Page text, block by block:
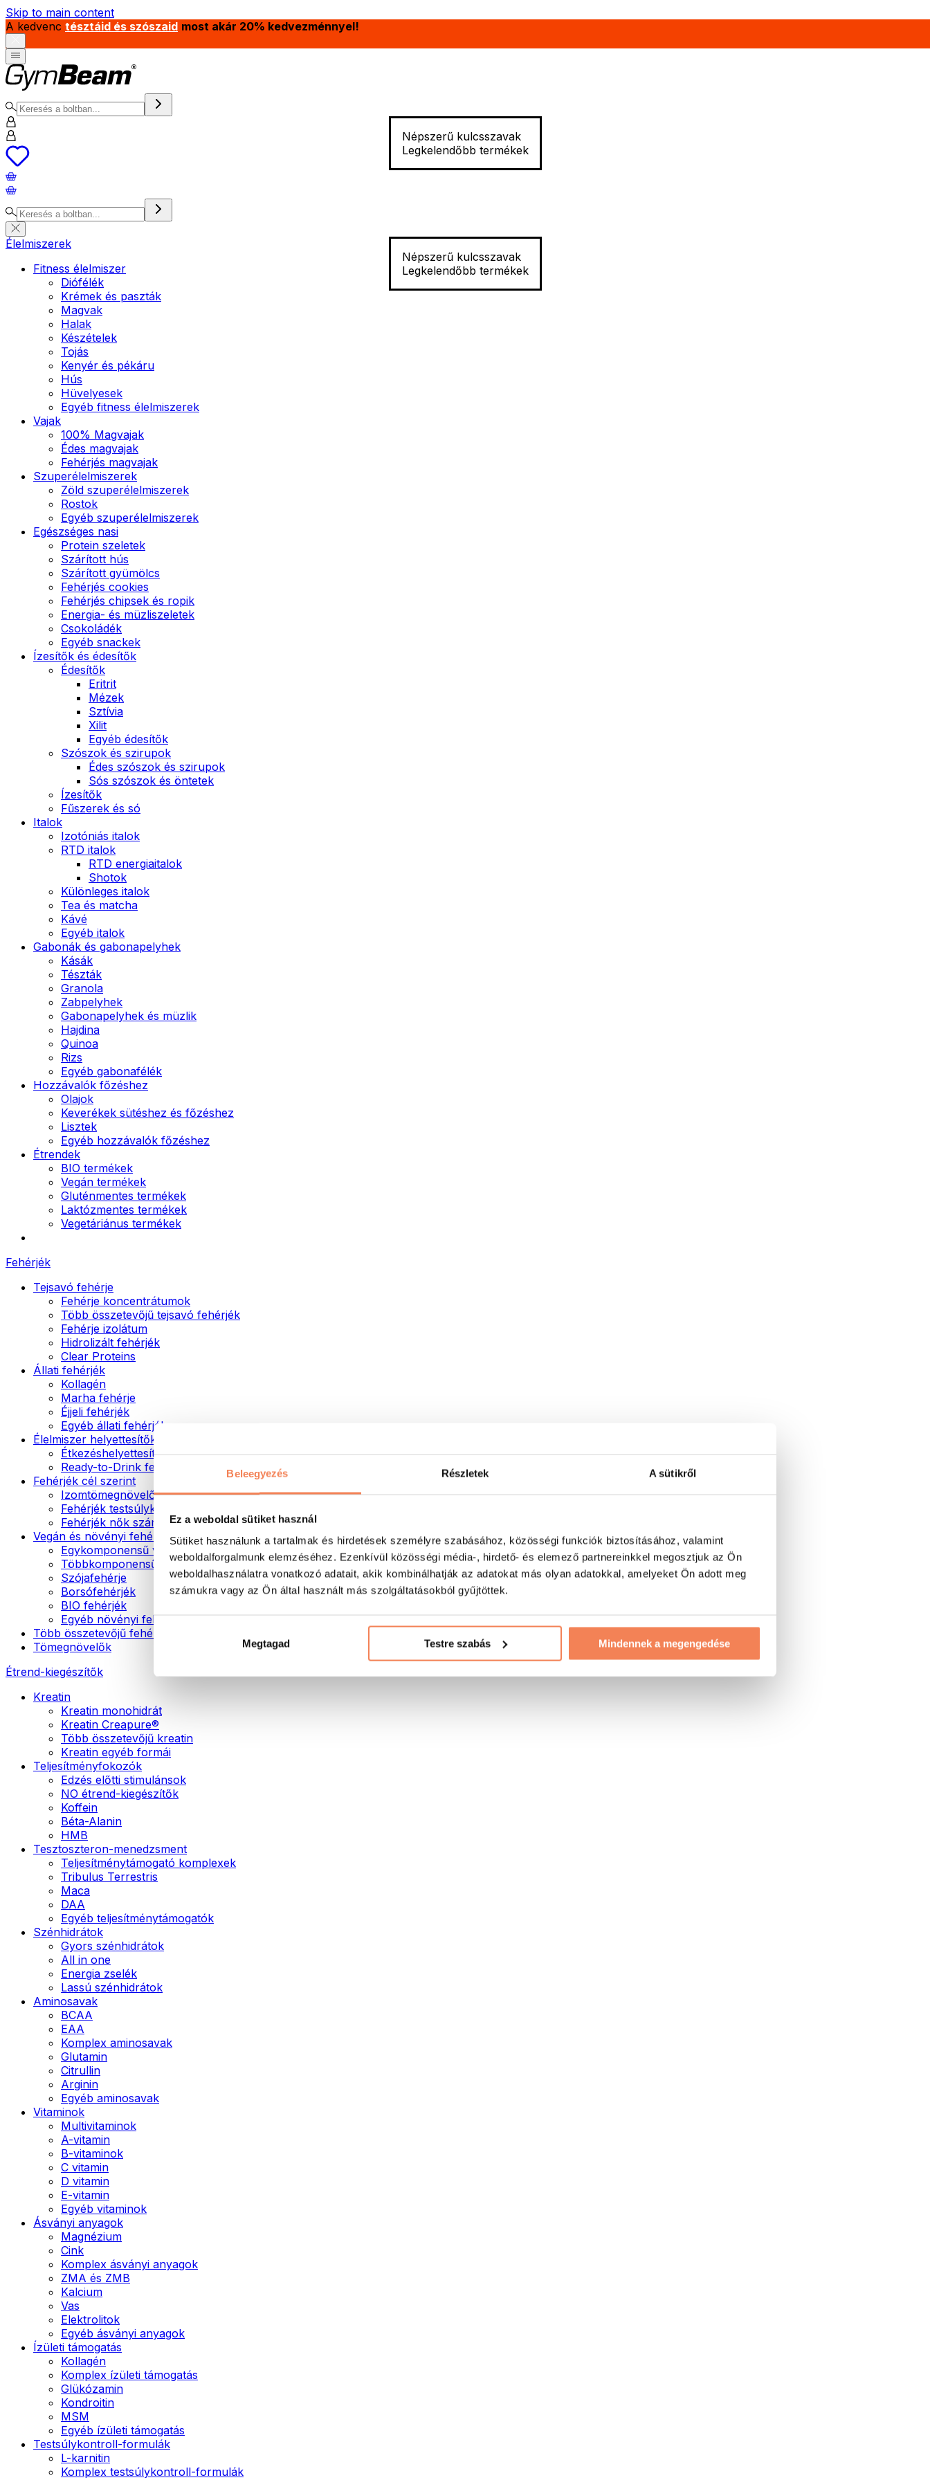
Beleegyezés Részletek A sütikről
Ez a weboldal sütiket használ
Sütiket használunk a tartalmak és hirdetések személyre szabásához, közösségi funkciók biztosításához, valamint
weboldalforgalmunk elemzéséhez. Ezenkívül közösségi média-, hirdető- és elemező partnereinkkel megosztjuk az Ön
weboldalhasználatra vonatkozó adatait, akik kombinálhatják az adatokat más olyan adatokkal, amelyeket Ön adott meg
számukra vagy az Ön által használt más szolgáltatásokból gyűjtöttek.
Megtagad Testre szabás Mindennek a megengedése
Skip to main content
A kedvenc tésztáid és szószaid most akár 20% kedvezménnyel!
Népszerű kulcsszavak
Legkelendőbb termékek
Népszerű kulcsszavak
Legkelendőbb termékek
Élelmiszerek
Fitness élelmiszer
Diófélék
Krémek és paszták
Magvak
Halak
Készételek
Tojás
Kenyér és pékáru
Hús
Hüvelyesek
Egyéb fitness élelmiszerek
Vajak
100% Magvajak
Édes magvajak
Fehérjés magvajak
Szuperélelmiszerek
Zöld szuperélelmiszerek
Rostok
Egyéb szuperélelmiszerek
Egészséges nasi
Protein szeletek
Szárított hús
Szárított gyümölcs
Fehérjés cookies
Fehérjés chipsek és ropik
Energia- és müzliszeletek
Csokoládék
Egyéb snackek
Ízesítők és édesítők
Édesítők
Eritrit
Mézek
Sztívia
Xilit
Egyéb édesítők
Szószok és szirupok
Édes szószok és szirupok
Sós szószok és öntetek
Ízesítők
Fűszerek és só
Italok
Izotóniás italok
RTD italok
RTD energiaitalok
Shotok
Különleges italok
Tea és matcha
Kávé
Egyéb italok
Gabonák és gabonapelyhek
Kásák
Tészták
Granola
Zabpelyhek
Gabonapelyhek és müzlik
Hajdina
Quinoa
Rizs
Egyéb gabonafélék
Hozzávalók főzéshez
Olajok
Keverékek sütéshez és főzéshez
Lisztek
Egyéb hozzávalók főzéshez
Étrendek
BIO termékek
Vegán termékek
Gluténmentes termékek
Laktózmentes termékek
Vegetáriánus termékek
Fehérjék
Tejsavó fehérje
Fehérje koncentrátumok
Több összetevőjű tejsavó fehérjék
Fehérje izolátum
Hidrolizált fehérjék
Clear Proteins
Állati fehérjék
Kollagén
Marha fehérje
Éjjeli fehérjék
Egyéb állati fehérjék
Élelmiszer helyettesítők
Étkezéshelyettesítő porok
Ready-to-Drink fehérjeitalok
Fehérjék cél szerint
Izomtömegnövelők
Fehérjék testsúlykontroll támogatásához
Fehérjék nők számára
Vegán és növényi fehérjék
Egykomponensű vegán fehérjék
Többkomponensű vegán fehérjék
Szójafehérje
Borsófehérjék
BIO fehérjék
Egyéb növényi fehérjék
Több összetevőjű fehérje
Tömegnövelők
Étrend-kiegészítők
Kreatin
Kreatin monohidrát
Kreatin Creapure®
Több összetevőjű kreatin
Kreatin egyéb formái
Teljesítményfokozók
Edzés előtti stimulánsok
NO étrend-kiegészítők
Koffein
Béta-Alanin
HMB
Tesztoszteron-menedzsment
Teljesítménytámogató komplexek
Tribulus Terrestris
Maca
DAA
Egyéb teljesítménytámogatók
Szénhidrátok
Gyors szénhidrátok
All in one
Energia zselék
Lassú szénhidrátok
Aminosavak
BCAA
EAA
Komplex aminosavak
Glutamin
Citrullin
Arginin
Egyéb aminosavak
Vitaminok
Multivitaminok
A-vitamin
B-vitaminok
C vitamin
D vitamin
E-vitamin
Egyéb vitaminok
Ásványi anyagok
Magnézium
Cink
Komplex ásványi anyagok
ZMA és ZMB
Kalcium
Vas
Elektrolitok
Egyéb ásványi anyagok
Ízületi támogatás
Kollagén
Komplex ízületi támogatás
Glükózamin
Kondroitin
MSM
Egyéb ízületi támogatás
Testsúlykontroll-formulák
L-karnitin
Komplex testsúlykontroll-formulák